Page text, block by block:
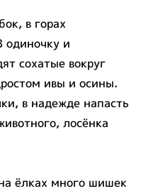
в горах
одиночку и
сохатые вокруг
ивы и осины.
в надежде напасть
лосёнка
ёлках много шишек